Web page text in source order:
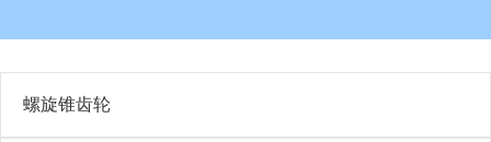
螺旋锥齿轮